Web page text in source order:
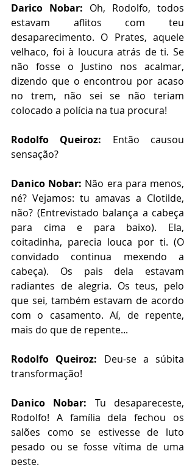
Darico Nobar: Oh, Rodolfo, todos
estavam aflitos com teu
desaparecimento. O Prates, aquele
velhaco, foi à loucura atrás de ti. Se
não fosse o Justino nos acalmar,
dizendo que o encontrou por acaso
no trem, não sei se não teriam
colocado a polícia na tua procura!
Rodolfo Queiroz: Então causou
sensação?
Danico Nobar: Não era para menos,
né? Vejamos: tu amavas a Clotilde,
não? (Entrevistado balança a cabeça
para cima e para baixo). Ela,
coitadinha, parecia louca por ti. (O
convidado continua mexendo a
cabeça). Os pais dela estavam
radiantes de alegria. Os teus, pelo
que sei, também estavam de acordo
com o casamento. Aí, de repente,
mais do que de repente...
Rodolfo Queiroz: Deu-se a súbita
transformação!
Danico Nobar: Tu desapareceste,
Rodolfo! A família dela fechou os
salões como se estivesse de luto
pesado ou se fosse vítima de uma
peste.